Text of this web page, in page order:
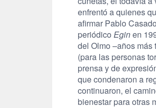
enfrentó a quienes
afirmar Pablo
periódico Eginen
del Olmo –años más
(para las personas
prensa y de
que condenaron a
continuaron, el
bienestar para otras